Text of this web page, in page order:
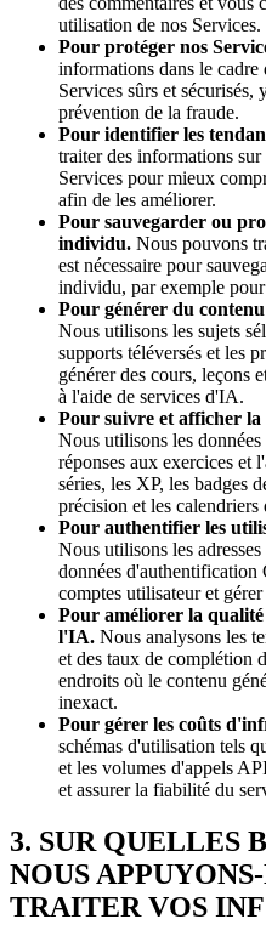
utilisation de nos Services.
Pour protéger nos
informations dans le
Services sûrs et
prévention de la fraude.
Pour identifier les
traiter des informations
Services pour mieux
afin de les améliorer.
Pour sauvegarder ou
individu. Nous pouvons
est nécessaire pour
individu, par exemple
Pour générer du
Nous utilisons les sujets
supports téléversés et les
générer des cours, leçons
à l'aide de services d'IA.
Pour suivre et afficher la
Nous utilisons les
réponses aux exercices et
séries, les XP, les badges
précision et les
Pour authentifier les
Nous utilisons les
données d'authentification
comptes utilisateur et
Pour améliorer la
l'IA. Nous analysons les
et des taux de complétion
endroits où le contenu
inexact.
Pour gérer les coûts
schémas d'utilisation tels
et les volumes d'appels
et assurer la fiabilité du
3. SUR QUELLES
NOUS
TRAITER VOS